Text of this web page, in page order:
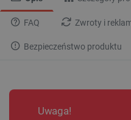
FAQ Zwroty i
Bezpieczeństwo produktu
Uwaga!